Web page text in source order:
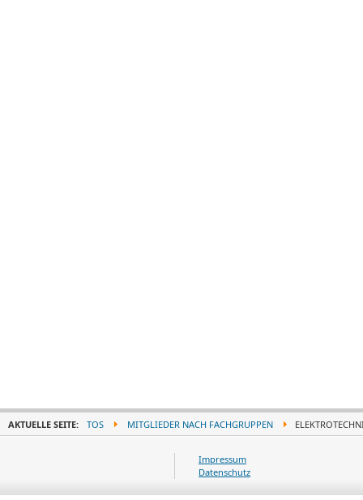
AKTUELLE SEITE: TOS MITGLIEDER NACH FACHGRUPPEN
Impressum
Datenschutz